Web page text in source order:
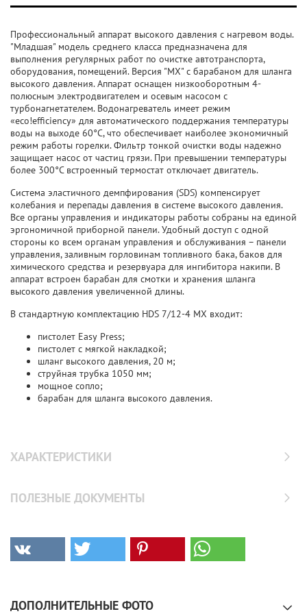
Профессиональный аппарат высокого давления с нагревом воды.
"Младшая" модель среднего класса предназначена для
выполнения регулярных работ по очистке автотранспорта,
оборудования, помещений. Версия "MX" с барабаном для шланга
высокого давления. Аппарат оснащен низкооборотным 4-
полюсным электродвигателем и осевым насосом с
турбонагнетателем. Водонагреватель имеет режим
«eco!efficiency» для автоматического поддержания температуры
воды на выходе 60°C, что обеспечивает наиболее экономичный
режим работы горелки. Фильтр тонкой очистки воды надежно
защищает насос от частиц грязи. При превышении температуры
более 300°C встроенный термостат отключает двигатель.
Система эластичного демпфирования (SDS) компенсирует
колебания и перепады давления в системе высокого давления.
Все органы управления и индикаторы работы собраны на единой
эргономичной приборной панели. Удобный доступ с одной
стороны ко всем органам управления и обслуживания – панели
управления, заливным горловинам топливного бака, баков для
химического средства и резервуара для ингибитора накипи. В
аппарат встроен барабан для смотки и хранения шланга
высокого давления увеличенной длины.
В стандартную комплектацию HDS 7/12-4 MX входит:
пистолет Easy Press;
пистолет с мягкой накладкой;
шланг высокого давления, 20 м;
струйная трубка 1050 мм;
мощное сопло;
барабан для шланга высокого давления.
ХАРАКТЕРИСТИКИ
ПОЛЕЗНЫЕ ДОКУМЕНТЫ
ДОПОЛНИТЕЛЬНЫЕ ФОТО